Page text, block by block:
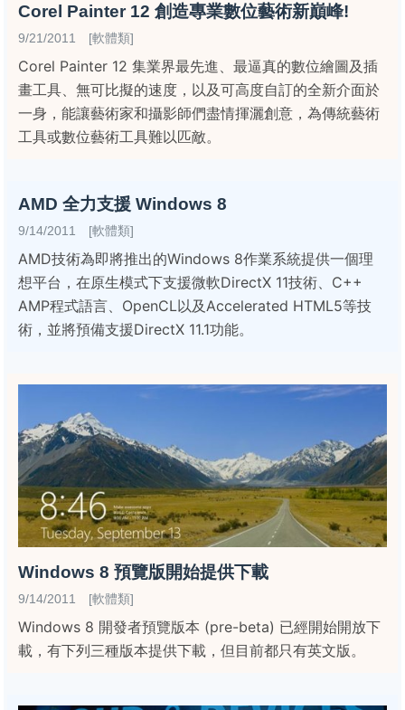
Corel Painter 12 創造專業數位藝術新巔峰!
9/21/2011 [軟體類]
Corel Painter 12 集業界最先進、最逼真的數位繪圖及插
畫工具、無可比擬的速度，以及可高度自訂的全新介面於
一身，能讓藝術家和攝影師們盡情揮灑創意，為傳統藝術
工具或數位藝術工具難以匹敵。
AMD 全力支援 Windows 8
9/14/2011 [軟體類]
AMD技術為即將推出的Windows 8作業系統提供一個理
想平台，在原生模式下支援微軟DirectX 11技術、C++
AMP程式語言、OpenCL以及Accelerated HTML5等技
術，並將預備支援DirectX 11.1功能。
Windows 8 預覽版開始提供下載
9/14/2011 [軟體類]
Windows 8 開發者預覽版本 (pre-beta) 已經開始開放下
載，有下列三種版本提供下載，但目前都只有英文版。